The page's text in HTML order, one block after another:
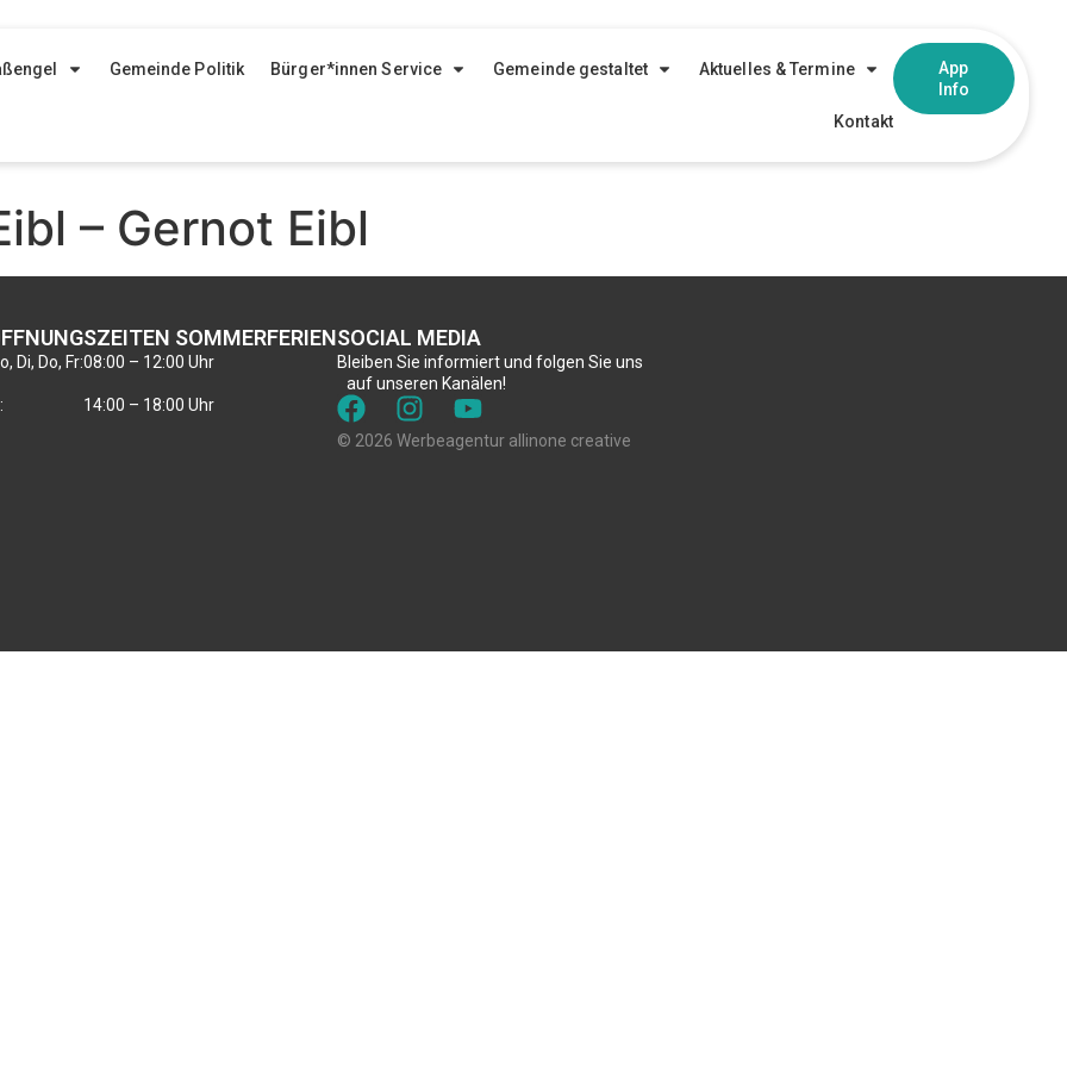
Gemeinde Politik Bürger*innen Service Gemeinde gestaltet Aktuelles & Termine
Kontakt
App
Info
– Gernot Eibl
SOMMERFERIEN
Di, Do, Fr:08:00 – 12:00 Uhr
14:00 – 18:00 Uhr
SOCIAL MEDIA
Bleiben Sie informiert und folgen Sie uns
auf unseren Kanälen!
© 2026 Werbeagentur allinone creative